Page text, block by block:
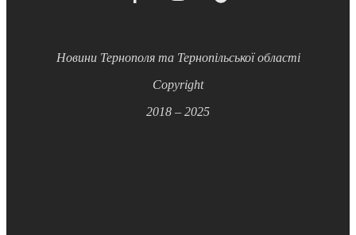
Новини Тернополя та Тернопільської області
Copyright
2018 – 2025